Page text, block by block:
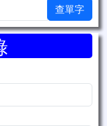
查單字